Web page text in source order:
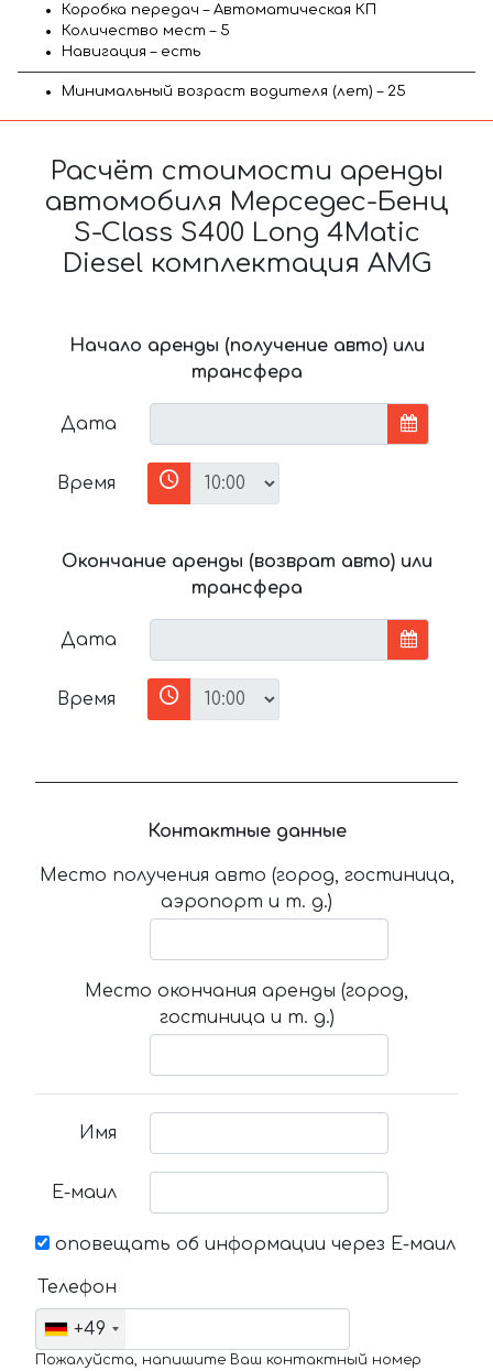
Коробка передач – Автоматическая КП
Количество мест – 5
Навигация – есть
Минимальный возраст водителя (лет) – 25
Расчёт стоимости аренды
автомобиля Мерседес-Бенц
S-Class S400 Long 4Matic
Diesel комплектация AMG
Начало аренды (получение авто) или
трансфера
Дата
Время
Окончание аренды (возврат авто) или
трансфера
Дата
Время
Контактные данные
Место получения авто (город, гостиница,
аэропорт и т. д.)
Место окончания аренды (город,
гостиница и т. д.)
Имя
Е-маил
оповещать об информации через Е-маил
Телефон
+49
Пожалуйста, напишите Ваш контактный номер